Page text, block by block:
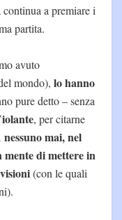
a premiare i
partita.
avuto
mondo), lo hanno
pure detto – senza
, per citarne
nessuno mai, nel
mente di mettere in
(con le quali